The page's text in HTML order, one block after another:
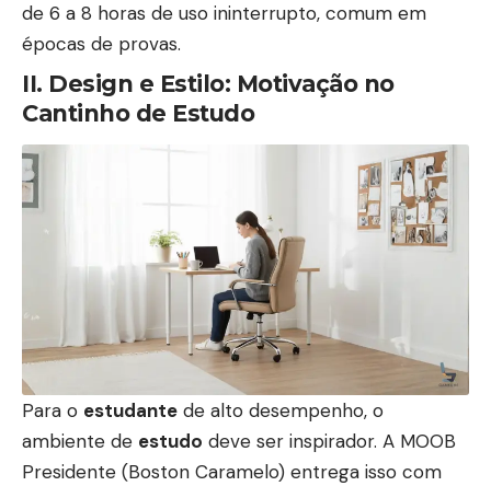
de 6 a 8 horas de uso ininterrupto, comum em
épocas de provas.
II. Design e Estilo: Motivação no
Cantinho de Estudo
Para o estudante de alto desempenho, o
ambiente de estudo deve ser inspirador. A MOOB
Presidente (Boston Caramelo) entrega isso com